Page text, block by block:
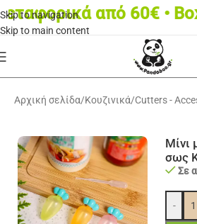
Skip to navigation
Skip to main content
από 60€ • Box
Αρχική σελίδα/Κουζινικά/Cutters -
Μίνι
σως
Σε
-